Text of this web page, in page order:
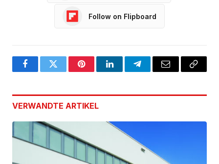
Follow on Flipboard
FacebookTwitter PinterestLinkedInTelegramEmail
Copy
VERWANDTE ARTIKEL